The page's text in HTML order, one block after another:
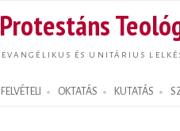
ÉS UNITÁRIUS
FELVÉTELI OKTATÁS KUTATÁS